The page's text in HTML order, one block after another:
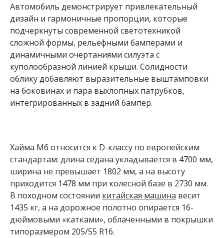
Автомобиль демонстрирует привлекательный
дизайн и гармоничные пропорции, которые
подчеркнуты современной светотехникой
сложной формы, рельефными бамперами и
динамичными очертаниями силуэта с
куполообразной линией крыши. Солидности
облику добавляют выразительные выштамповки
на боковинах и пара выхлопных патрубков,
интегрированных в задний бампер.
Хайма М6 относится к D-классу по европейским
стандартам: длина седана укладывается в 4700 мм,
ширина не превышает 1802 мм, а на высоту
приходится 1478 мм при колесной базе в 2730 мм.
В походном состоянии китайская машина весит
1435 кг, а на дорожное полотно опирается 16-
дюймовыми «катками», облаченными в покрышки
типоразмером 205/55 R16.